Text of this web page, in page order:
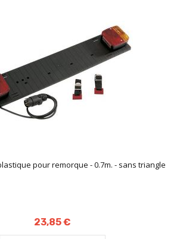
pour remorque - 0.7m. - sans triangle
23,85 €